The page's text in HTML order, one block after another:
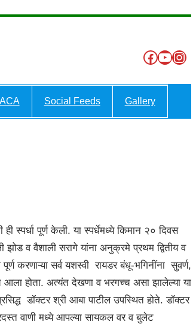
Like to our Our
Social Feeds Gallery
स्पर्धा पूर्ण केली. या स्पर्धेमध्ये किमान २० दिवस
व वैशाली सरागे यांना अनुक्रमे प्रथम द्वितीय व
करणाऱ्या सर्व यशस्वी रायडर बंधू-भगिनींना सुवर्ण,
आला होता. अत्यंत देखणा व भरगच्च असा झालेल्या या
डॉक्टर श्री आबा पाटील उपस्थित होते. डॉक्टर
वाणी मध्ये आपल्या सायकल वर व बुलेट